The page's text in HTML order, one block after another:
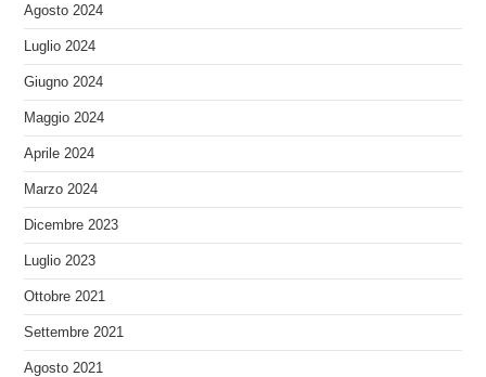
Agosto 2024
Luglio 2024
Giugno 2024
Maggio 2024
Aprile 2024
Marzo 2024
Dicembre 2023
Luglio 2023
Ottobre 2021
Settembre 2021
Agosto 2021